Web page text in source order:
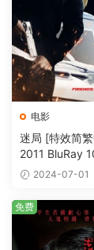
电影
迷局 [特效简
2011 BluRay
S-HD MA5.1-
2024-07-01
免费